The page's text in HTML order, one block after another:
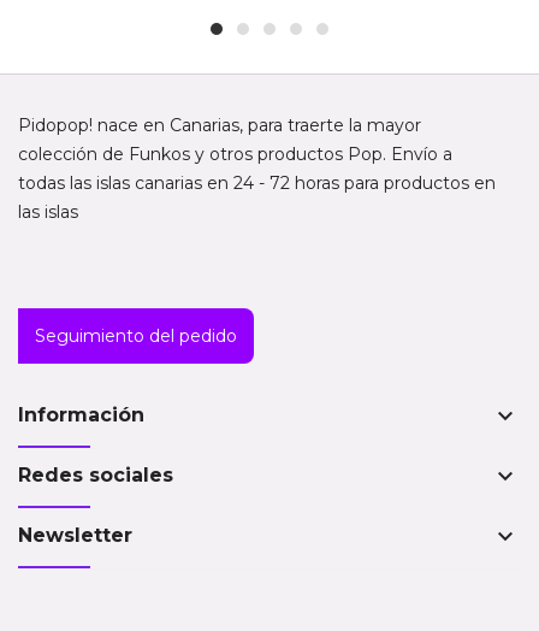
Pidopop! nace en Canarias, para traerte la mayor
colección de Funkos y otros productos Pop. Envío a
todas las islas canarias en 24 - 72 horas para productos en
las islas
Seguimiento del pedido
Información keyboard_arrow_down
Redes sociales keyboard_arrow_down
Newsletter keyboard_arrow_down